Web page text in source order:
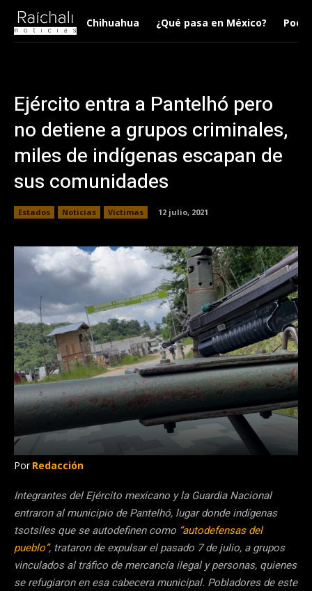
Chihuahua ¿Qué pasa en México?
Ejército entra a Pantelhó pero
no detiene a grupos criminales,
miles de indígenas escapan de
sus comunidades
Estados Noticias Víctimas 12 julio, 2021
Por Redacción
Integrantes del Ejército mexicano y la Guardia Nacional
entraron al municipio de Pantelhó, lugar donde indígenas
tsotsiles que se autodefinen como “autodefensas del
pueblo”, trataron de expulsar el pasado 7 de julio, a grupos
vinculados al tráfico de mercancía ilegal y personas, quienes
se refugiaron en esa cabecera municipal. Pobladores de este